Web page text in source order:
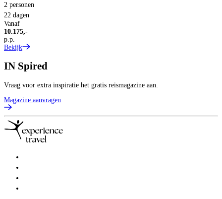
2 personen
22 dagen
Vanaf
10.175,-
p.p.
Bekijk
IN Spired
Vraag voor extra inspiratie het gratis reismagazine aan.
Magazine aanvragen